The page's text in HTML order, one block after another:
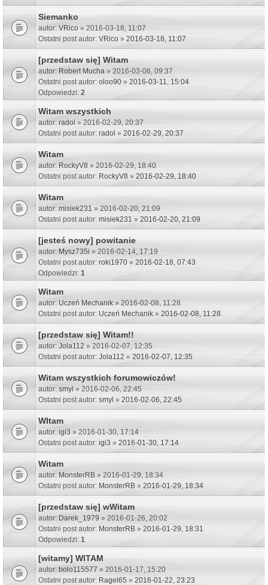
Siemanko
autor: VRico » 2016-03-18, 11:07
Ostatni post autor: VRico » 2016-03-18, 11:07
[przedstaw się] Witam
autor: Robert Mucha » 2016-03-06, 09:37
Ostatni post autor: oloo90 » 2016-03-11, 15:04
Odpowiedzi: 2
Witam wszystkich
autor: radol » 2016-02-29, 20:37
Ostatni post autor: radol » 2016-02-29, 20:37
Witam
autor: RockyV8 » 2016-02-29, 18:40
Ostatni post autor: RockyV8 » 2016-02-29, 18:40
Witam
autor: misiek231 » 2016-02-20, 21:09
Ostatni post autor: misiek231 » 2016-02-20, 21:09
[jesteś nowy] powitanie
autor: Mysz735i » 2016-02-14, 17:19
Ostatni post autor: roki1970 » 2016-02-18, 07:43
Odpowiedzi: 1
Witam
autor: Uczeń Mechanik » 2016-02-08, 11:28
Ostatni post autor: Uczeń Mechanik » 2016-02-08, 11:28
[przedstaw się] Witam!!
autor: Jola112 » 2016-02-07, 12:35
Ostatni post autor: Jola112 » 2016-02-07, 12:35
Witam wszystkich forumowiczów!
autor: smyl » 2016-02-06, 22:45
Ostatni post autor: smyl » 2016-02-06, 22:45
WItam
autor: igi3 » 2016-01-30, 17:14
Ostatni post autor: igi3 » 2016-01-30, 17:14
Witam
autor: MonsterRB » 2016-01-29, 18:34
Ostatni post autor: MonsterRB » 2016-01-29, 18:34
[przedstaw się] wWitam
autor: Darek_1979 » 2016-01-26, 20:02
Ostatni post autor: MonsterRB » 2016-01-29, 18:31
Odpowiedzi: 1
[witamy] WITAM
autor: bolo115577 » 2016-01-17, 15:20
Ostatni post autor: Ragel65 » 2016-01-22, 23:23